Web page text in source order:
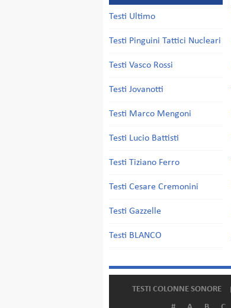
Testi Ultimo
Testi Pinguini Tattici Nucleari
Testi Vasco Rossi
Testi Jovanotti
Testi Marco Mengoni
Testi Lucio Battisti
Testi Tiziano Ferro
Testi Cesare Cremonini
Testi Gazzelle
Testi BLANCO
TESTI COLONNE SONORE